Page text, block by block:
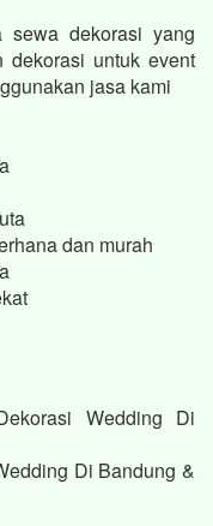
sewa dekorasi yang
dekorasi untuk event
jasa kami
dan murah
Wedding Di
Di Bandung &